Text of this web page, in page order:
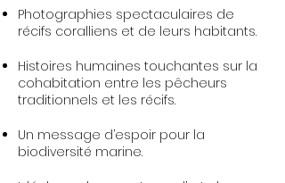
Photographies spectaculaires de
récifs coralliens et de leurs habitants.
Histoires humaines touchantes sur la
cohabitation entre les pêcheurs
traditionnels et les récifs.
Un message d’espoir pour la
biodiversité marine.